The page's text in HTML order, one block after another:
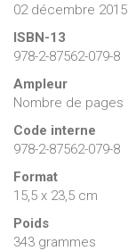
02 décembre 2015
ISBN-13
978-2-87562-079-8
Ampleur
Nombre de pages
Code interne
978-2-87562-079-8
Format
15,5 x 23,5 cm
Poids
343 grammes